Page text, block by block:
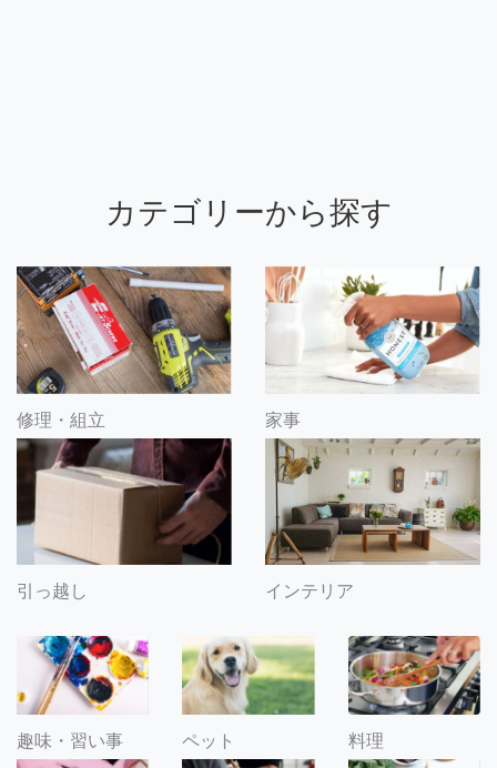
カテゴリーから探す
修理・組立 家事
引っ越し インテリア
趣味・習い事 ペット 料理